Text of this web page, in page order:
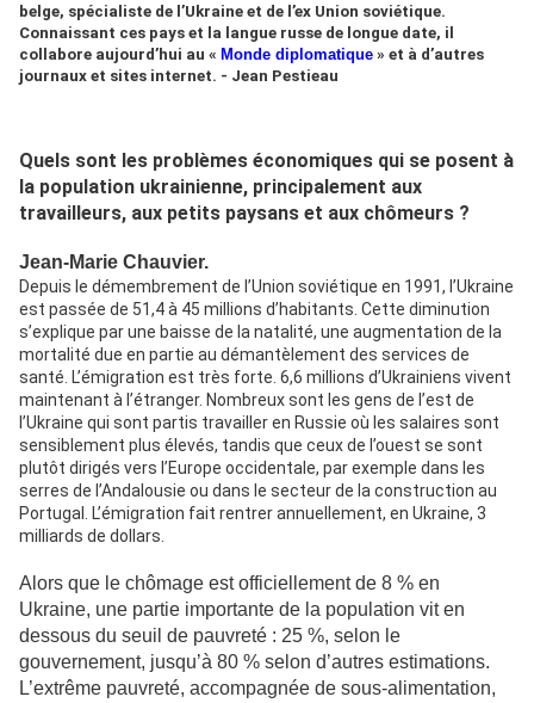
belge, spécialiste de l’Ukraine et de l’ex Union soviétique.
Connaissant ces pays et la langue russe de longue date, il
collabore aujourd’hui au « Monde diplomatique » et à d’autres
journaux et sites internet. - Jean Pestieau
Quels sont les problèmes économiques qui se posent à
la population ukrainienne, principalement aux
travailleurs, aux petits paysans et aux chômeurs ?
Jean-Marie Chauvier.
Depuis le démembrement de l’Union soviétique en 1991, l’Ukraine
est passée de 51,4 à 45 millions d’habitants. Cette diminution
s’explique par une baisse de la natalité, une augmentation de la
mortalité due en partie au démantèlement des services de
santé. L’émigration est très forte. 6,6 millions d’Ukrainiens vivent
maintenant à l’étranger. Nombreux sont les gens de l’est de
l’Ukraine qui sont partis travailler en Russie où les salaires sont
sensiblement plus élevés, tandis que ceux de l’ouest se sont
plutôt dirigés vers l’Europe occidentale, par exemple dans les
serres de l’Andalousie ou dans le secteur de la construction au
Portugal. L’émigration fait rentrer annuellement, en Ukraine, 3
milliards de dollars.
Alors que le chômage est officiellement de 8 % en
Ukraine, une partie importante de la population vit en
dessous du seuil de pauvreté : 25 %, selon le
gouvernement, jusqu’à 80 % selon d’autres estimations.
L’extrême pauvreté, accompagnée de sous-alimentation,